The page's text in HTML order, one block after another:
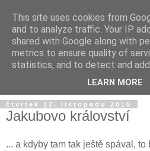
čtvrtek 12. listopadu 2015
Jakubovo království
... a kdyby tam tak ještě spával, to
This site uses cookies from
and to analyze traffic. Your IP
shared with Google along with
metrics to ensure quality of
statistics, and to detect and
LEARN MORE